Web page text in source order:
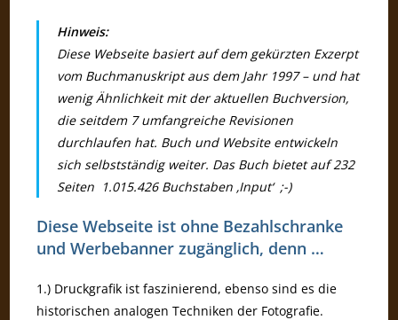
Hinweis:
Diese Webseite basiert auf dem gekürzten Exzerpt
vom Buchmanuskript aus dem Jahr 1997 – und hat
wenig Ähnlichkeit mit der aktuellen Buchversion,
die seitdem 7 umfangreiche Revisionen
durchlaufen hat. Buch und Website entwickeln
sich selbstständig weiter. Das Buch bietet auf 232
Seiten 1.015.426 Buchstaben ‚Input‘ ;-)
Diese Webseite ist ohne Bezahlschranke
und Werbebanner zugänglich, denn …
1.) Druckgrafik ist faszinierend, ebenso sind es die
historischen analogen Techniken der Fotografie.